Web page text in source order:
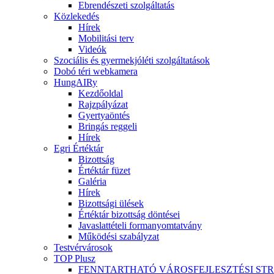
Ebrendészeti szolgáltatás
Közlekedés
Hírek
Mobilitási terv
Videók
Szociális és gyermekjóléti szolgáltatások
Dobó téri webkamera
HungAIRy
Kezdőoldal
Rajzpályázat
Gyertyaöntés
Bringás reggeli
Hírek
Egri Értéktár
Bizottság
Értéktár füzet
Galéria
Hírek
Bizottsági ülések
Értéktár bizottság döntései
Javaslattételi formanyomtatvány
Működési szabályzat
Testvérvárosok
TOP Plusz
FENNTARTHATÓ VÁROSFEJLESZTÉSI